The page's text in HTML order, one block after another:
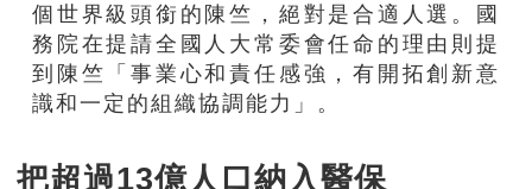
個世界級頭銜的陳竺，絕對是合適人選。國
務院在提請全國人大常委會任命的理由則提
到陳竺「事業心和責任感強，有開拓創新意
識和一定的組織協調能力」。
把超過13億人口納入醫保